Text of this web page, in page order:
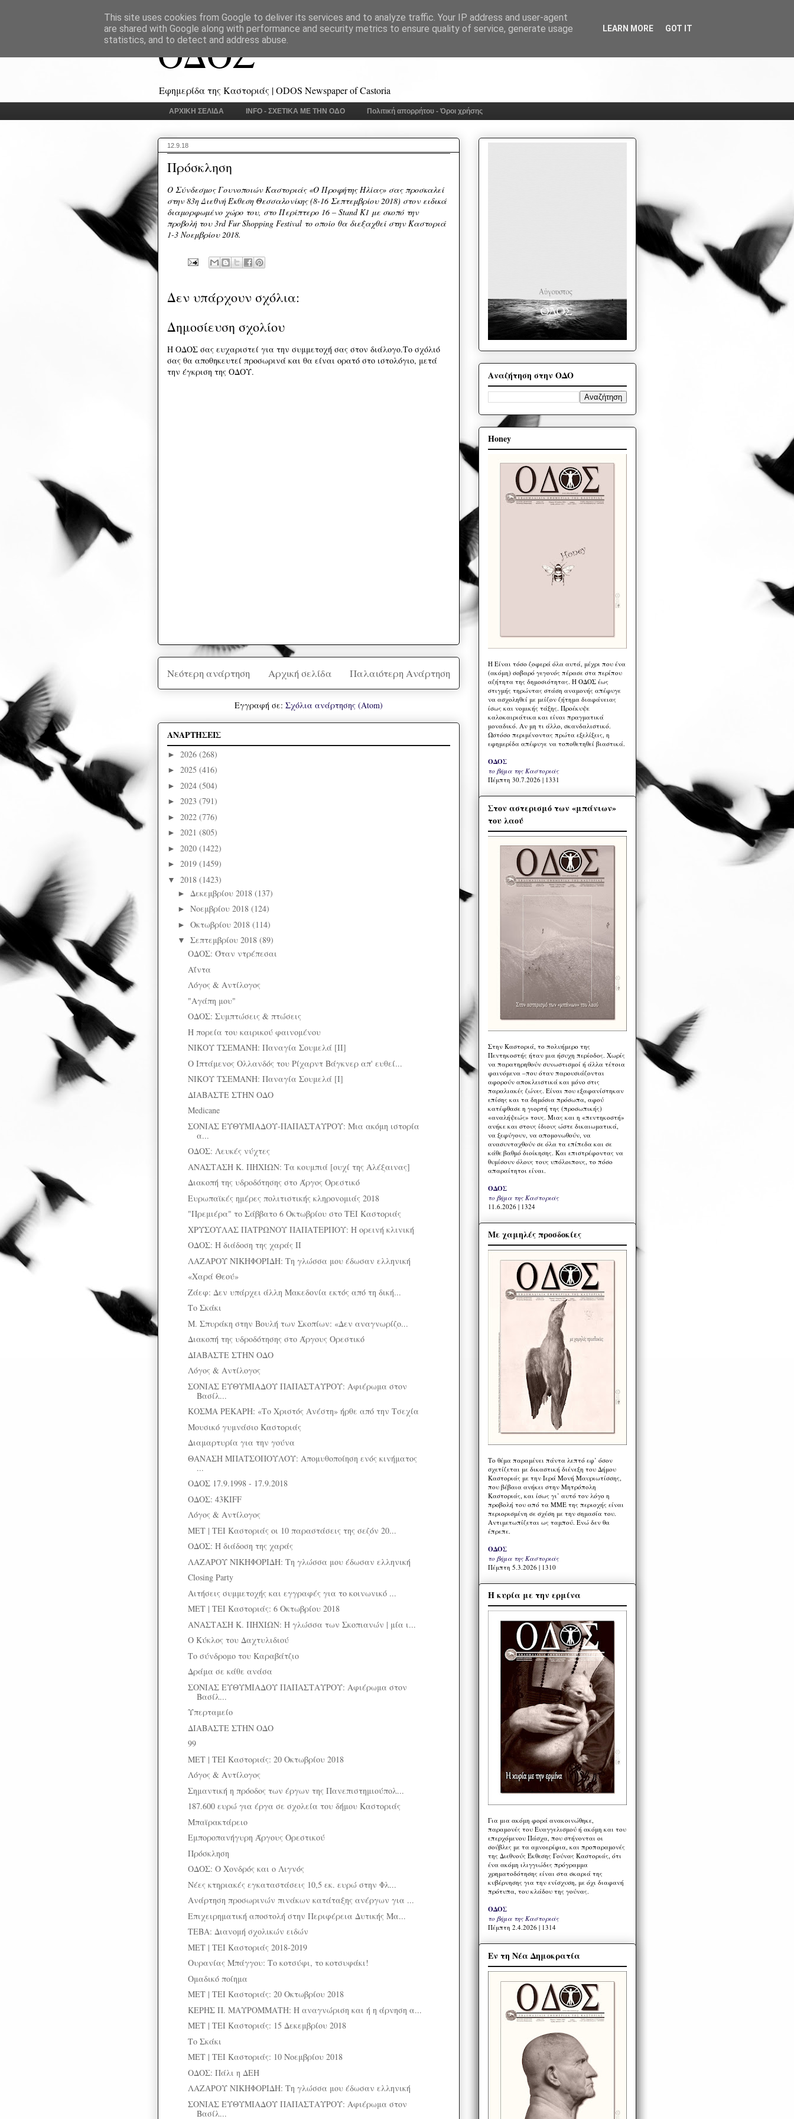
ΟΔΟΣ
Εφημερίδα της Καστοριάς | ODOS Newspaper of Castoria
ΑΡΧΙΚΗ ΣΕΛΙΔΑ INFO - ΣΧΕΤΙΚΑ ΜΕ ΤΗΝ ΟΔΟ Πολιτική απορρήτου - Όροι χρήσης
12.9.18
Πρόσκληση
O Σύνδεσμος Γουνοποιών Καστοριάς «Ο Προφήτης Ηλίας» σας προσκαλεί
στην 83η Διεθνή Έκθεση Θεσσαλονίκης (8-16 Σεπτεμβρίου 2018) στον ειδικά
διαμορφωμένο χώρο του, στο Περίπτερο 16 – Stand K1 με σκοπό την
προβολή του 3rd Fur Shopping Festival το οποίο θα διεξαχθεί στην Καστοριά
1-3 Νοεμβρίου 2018.
Δεν υπάρχουν σχόλια:
Δημοσίευση σχολίου
Η ΟΔΟΣ σας ευχαριστεί για την συμμετοχή σας στον διάλογο.Το σχόλιό
σας θα αποθηκευτεί προσωρινά και θα είναι ορατό στο ιστολόγιο, μετά
την έγκριση της ΟΔΟΥ.
Νεότερη ανάρτηση Παλαιότερη Ανάρτηση
Αρχική σελίδα
Εγγραφή σε: Σχόλια ανάρτησης (Atom)
ΑΝΑΡΤΗΣΕΙΣ
► 2026 (268)
► 2025 (416)
► 2024 (504)
► 2023 (791)
► 2022 (776)
► 2021 (805)
► 2020 (1422)
► 2019 (1459)
▼ 2018 (1423)
► Δεκεμβρίου 2018 (137)
► Νοεμβρίου 2018 (124)
► Οκτωβρίου 2018 (114)
▼ Σεπτεμβρίου 2018 (89)
ΟΔΟΣ: Όταν ντρέπεσαι
Αΐντα
Λόγος & Αντίλογος
"Αγάπη μου"
ΟΔΟΣ: Συμπτώσεις & πτώσεις
Η πορεία του καιρικού φαινομένου
ΝΙΚΟΥ ΤΣΕΜΑΝΗ: Παναγία Σουμελά [II]
Ο Ιπτάμενος Ολλανδός του Ρίχαρντ Βάγκνερ απ' ευθεί...
ΝΙΚΟΥ ΤΣΕΜΑΝΗ: Παναγία Σουμελά [I]
ΔΙΑΒΑΣΤΕ ΣΤΗΝ ΟΔΟ
Medicane
ΣΟΝΙΑΣ ΕΥΘΥΜΙΑΔΟΥ-ΠΑΠΑΣΤΑΥΡΟΥ: Μια ακόμη ιστορία
α...
ΟΔΟΣ: Λευκές νύχτες
ΑΝΑΣΤΑΣΗ Κ. ΠΗΧΙΩΝ: Τα κουμπιά [ουχί της Αλέξαινας]
Διακοπή της υδροδότησης στο Άργος Ορεστικό
Ευρωπαϊκές ημέρες πολιτιστικής κληρονομιάς 2018
"Πρεμιέρα" το Σάββατο 6 Οκτωβρίου στο ΤΕΙ Καστοριάς
ΧΡΥΣΟΥΛΑΣ ΠΑΤΡΩΝΟΥ ΠΑΠΑΤΕΡΠΟΥ: Η ορεινή κλινική
ΟΔΟΣ: Η διάδοση της χαράς ΙΙ
ΛΑΖΑΡΟΥ ΝΙΚΗΦΟΡΙΔΗ: Τη γλώσσα μου έδωσαν ελληνική
«Χαρά Θεού»
Ζάεφ: Δεν υπάρχει άλλη Μακεδονία εκτός από τη δική...
Το Σκάκι
Μ. Σπυράκη στην Βουλή των Σκοπίων: «Δεν αναγνωρίζο...
Διακοπή της υδροδότησης στο Άργους Ορεστικό
ΔΙΑΒΑΣΤΕ ΣΤΗΝ ΟΔΟ
Λόγος & Αντίλογος
ΣΟΝΙΑΣ ΕΥΘΥΜΙΑΔΟΥ ΠΑΠΑΣΤΑΥΡΟΥ: Αφιέρωμα στον
Βασίλ...
ΚΟΣΜΑ ΡΕΚΑΡΗ: «Το Χριστός Ανέστη» ήρθε από την Τσεχία
Μουσικό γυμνάσιο Καστοριάς
Διαμαρτυρία για την γούνα
ΘΑΝΑΣΗ ΜΠΑΤΣΟΠΟΥΛΟΥ: Απομυθοποίηση ενός κινήματος
...
ΟΔΟΣ 17.9.1998 - 17.9.2018
ΟΔΟΣ: 43KIFF
Λόγος & Αντίλογος
MET | TEI Καστοριάς οι 10 παραστάσεις της σεζόν 20...
ΟΔΟΣ: Η διάδοση της χαράς
ΛΑΖΑΡΟΥ ΝΙΚΗΦΟΡΙΔΗ: Τη γλώσσα μου έδωσαν ελληνική
Closing Party
Αιτήσεις συμμετοχής και εγγραφές για το κοινωνικό ...
ΜΕΤ | ΤΕΙ Καστοριάς: 6 Οκτωβρίου 2018
ΑΝΑΣΤΑΣΗ Κ. ΠΗΧΙΩΝ: Η γλώσσα των Σκοπιανών | μία ι...
Ο Κύκλος του Δαχτυλιδιού
Το σύνδρομο του Καραβάτζιο
Δράμα σε κάθε ανάσα
ΣΟΝΙΑΣ ΕΥΘΥΜΙΑΔΟΥ ΠΑΠΑΣΤΑΥΡΟΥ: Αφιέρωμα στον
Βασίλ...
Υπερταμείο
ΔΙΑΒΑΣΤΕ ΣΤΗΝ ΟΔΟ
99
ΜΕΤ | ΤΕΙ Καστοριάς: 20 Οκτωβρίου 2018
Λόγος & Αντίλογος
Σημαντική η πρόοδος των έργων της Πανεπιστημιούπολ...
187.600 ευρώ για έργα σε σχολεία του δήμου Καστοριάς
Μπαϊρακτάρειο
Εμποροπανήγυρη Άργους Ορεστικού
Πρόσκληση
ΟΔΟΣ: Ο Χονδρός και ο Λιγνός
Νέες κτηριακές εγκαταστάσεις 10,5 εκ. ευρώ στην Φλ...
Ανάρτηση προσωρινών πινάκων κατάταξης ανέργων για ...
Επιχειρηματική αποστολή στην Περιφέρεια Δυτικής Μα...
ΤΕΒΑ: Διανομή σχολικών ειδών
MET | TEI Καστοριάς 2018-2019
Ουρανίας Μπάγγου: Το κοτσύφι, το κοτσυφάκι!
Ομαδικό ποίημα
ΜΕΤ | ΤΕΙ Καστοριάς: 20 Οκτωβρίου 2018
ΚΕΡΗΣ Π. ΜΑΥΡΟΜΜΑΤΗ: Η αναγνώριση και ή η άρνηση α...
ΜΕΤ | ΤΕΙ Καστοριάς: 15 Δεκεμβρίου 2018
Το Σκάκι
ΜΕΤ | ΤΕΙ Καστοριάς: 10 Νοεμβρίου 2018
ΟΔΟΣ: Πάλι η ΔΕΗ
ΛΑΖΑΡΟΥ ΝΙΚΗΦΟΡΙΔΗ: Τη γλώσσα μου έδωσαν ελληνική
ΣΟΝΙΑΣ ΕΥΘΥΜΙΑΔΟΥ ΠΑΠΑΣΤΑΥΡΟΥ: Αφιέρωμα στον
Βασίλ...
Αναζήτηση στην ΟΔΟ
Honey
Η Eίναι τόσο ζοφερά όλα αυτά, μέχρι που ένα
(ακόμη) σοβαρό γεγονός πέρασε στα περίπου
αζήτητα της δημοσιότητας. Η ΟΔΟΣ έως
στιγμής τηρώντας στάση αναμονής απέφυγε
να ασχοληθεί με μείζον ζήτημα διαφάνειας
ίσως και νομικής τάξης. Προέκυψε
καλοκαιριάτικα και είναι πραγματικά
μοναδικό. Αν μη τι άλλο, σκανδαλιστικό.
Ωστόσο περιμένοντας πρώτα εξελίξεις, η
εφημερίδα απέφυγε να τοποθετηθεί βιαστικά.
ΟΔΟΣ
το βήμα της Καστοριάς
Πέμπτη 30.7.2026 | 1331
Στον αστερισμό των «μπάνιων»
του λαού
Στην Καστοριά, το πολυήμερο της
Πεντηκοστής ήταν μια ήσυχη περίοδος. Χωρίς
να παρατηρηθούν συνωστισμοί ή άλλα τέτοια
φαινόμενα –που όταν παρουσιάζονται
αφορούν αποκλειστικά και μόνο στις
παραλιακές ζώνες. Είναι που εξαφανίστηκαν
επίσης και τα δημόσια πρόσωπα, αφού
κατέφθασε η γιορτή της (προσωπικής)
«αναλήψεώς» τους. Μιας και η «πεντηκοστή»
ανήκε και στους ίδιους ώστε δικαιωματικά,
να ξεφύγουν, να απομονωθούν, να
ανασυνταχθούν σε όλα τα επίπεδα και σε
κάθε βαθμό διοίκησης. Και επιστρέφοντας να
θυμίσουν όλους τους υπόλοιπους, το πόσο
απαραίτητοι είναι.
ΟΔΟΣ
το βήμα της Καστοριάς
11.6.2026 | 1324
Με χαμηλές προσδοκίες
Το θέμα παραμένει πάντα λεπτό εφ’ όσον
σχετίζεται με δικαστική διένεξη του Δήμου
Καστοριάς με την Ιερά Μονή Μαυριωτίσσης,
που βέβαια ανήκει στην Μητρόπολη
Καστοριάς, και ίσως γι’ αυτό τον λόγο η
προβολή του από τα ΜΜΕ της περιοχής είναι
περιορισμένη σε σχέση με την σημασία του.
Αντιμετωπίζεται ως ταμπού. Ενώ δεν θα
έπρεπε.
ΟΔΟΣ
το βήμα της Καστοριάς
Πέμπτη 5.3.2026 | 1310
Η κυρία με την ερμίνα
Για μια ακόμη φορά ανακοινώθηκε,
παραμονές του Ευαγγελισμού ή ακόμη και του
επερχόμενου Πάσχα, που στήνονται οι
σούβλες με τα αμνοερίφια, και προπαραμονές
της Διεθνούς Έκθεσης Γούνας Καστοριάς, ότι
ένα ακόμη ιλιγγιώδες πρόγραμμα
χρηματοδότησης είναι στα σκαριά της
κυβέρνησης για την ενίσχυση, με όχι διαφανή
πρότυπα, του κλάδου της γούνας.
ΟΔΟΣ
το βήμα της Καστοριάς
Πέμπτη 2.4.2026 | 1314
Εν τη Νέα Δημοκρατία
This site uses cookies from Google to deliver its services and to analyze traffic. Your IP address and user-agent
are shared with Google along with performance and security metrics to ensure quality of service, generate usage
statistics, and to detect and address abuse.
LEARN MORE GOT IT